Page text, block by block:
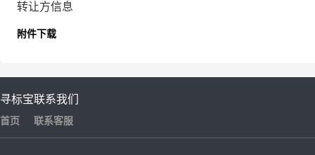
转让方信息
附件下载
寻标宝
首页
联系我们
联系客服